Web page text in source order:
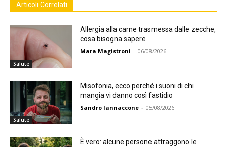
Articoli Correlati
Salute
Allergia alla carne trasmessa dalle zecche,
cosa bisogna sapere
Mara Magistroni - 06/08/2026
Salute
Misofonia, ecco perché i suoni di chi
mangia vi danno così fastidio
Sandro Iannaccone - 05/08/2026
È vero: alcune persone attraggono le